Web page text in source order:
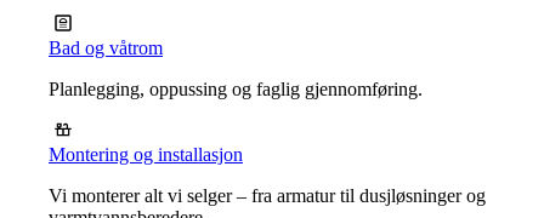
Bad og våtrom
Planlegging, oppussing og faglig gjennomføring.
Montering og installasjon
Vi monterer alt vi selger – fra armatur til dusjløsninger og